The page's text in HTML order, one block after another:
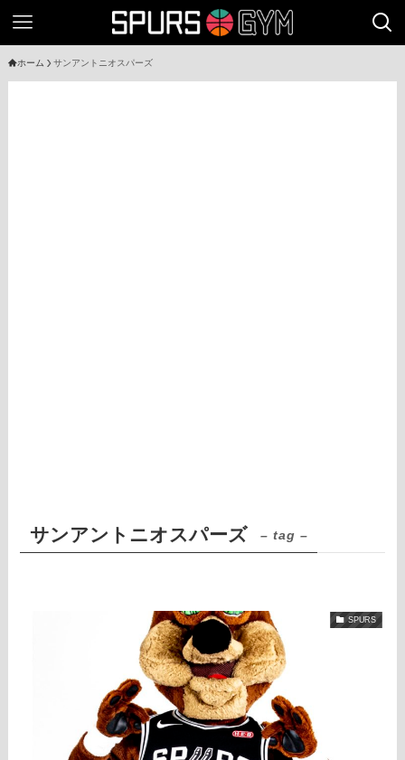
ホーム サンアントニオスパーズ
サンアントニオスパーズ – tag –
SPURS